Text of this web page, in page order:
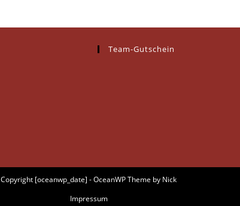
Team-Gutschein
Copyright [oceanwp_date] - OceanWP Theme by Nick
Impressum